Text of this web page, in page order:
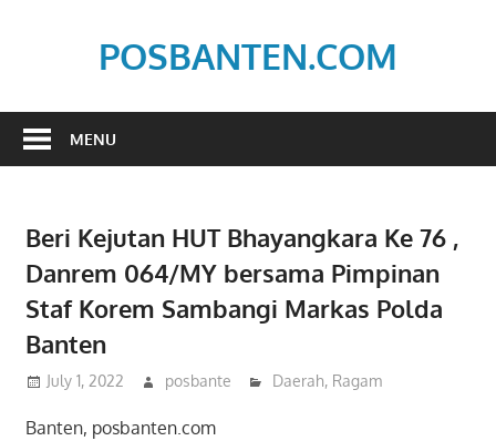
POSBANTEN.COM
Dan
MENU
Beri Kejutan HUT Bhayangkara Ke 76 ,
Danrem 064/MY bersama Pimpinan
Staf Korem Sambangi Markas Polda
Banten
July 1, 2022 posbante Daerah, Ragam
Banten, posbanten.com